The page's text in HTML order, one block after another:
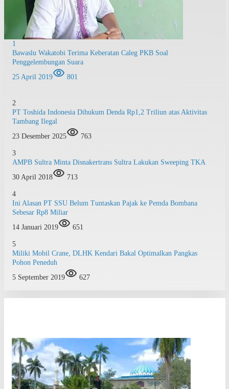
1
Bawaslu Wakatobi Terima Keberatan Caleg PKB Soal
Penggelembungan Suara
25 April 2019
801
2
PT Toshida Indonesia Dihukum Denda Rp1,2 Triliun atas Aktivitas
Tambang Ilegal
23 Desember 2025
763
3
AMPB Sultra Minta Disnakertrans Sultra Lakukan Sweeping TKA
30 April 2018
713
4
Ini Alasan PT SSU Belum Tuntaskan Pajak ke Pemda Bombana
Sebesar Rp8 Miliar
14 Januari 2019
651
5
Miliki Mobil Crane, DLHK Kendari Bakal Optimalkan Pangkas
Pohon Peneduh
5 September 2019
627